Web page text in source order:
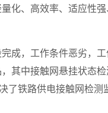
化、高效率、适应性
成，工作条件恶劣，
其中接触网悬挂状态
铁路供电接触网检